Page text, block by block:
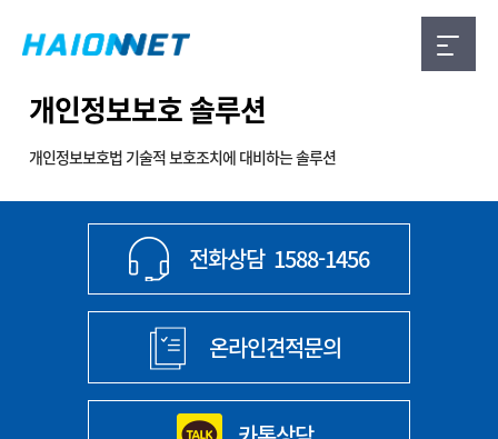
개인정보보호 솔루션
개인정보보호법 기술적 보호조치에 대비하는 솔루션
전화상담 1588-1456
온라인견적문의